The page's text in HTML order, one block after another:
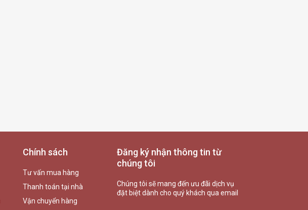
Chính sách
Tư vấn mua hàng
Thanh toán tại nhà
Vận chuyển hàng
Đăng ký nhận thông tin từ
chúng tôi
Chúng tôi sẽ mang đến ưu đãi dịch vụ
đặt biệt dành cho quý khách qua email